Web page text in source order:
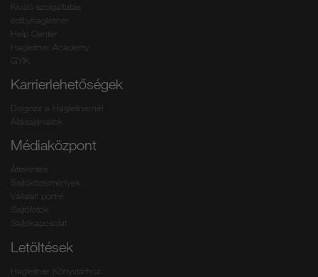
Kiváló szolgáltatás
edibyhagleitner
Help Center
Hagleitner Academy
GYIK
Karrierlehetőségek
Dolgozz a Hagleitnernél
Állásajánlatok
Médiaközpont
Áttekintés
Sajtóközlemények
Vállalati portré
Sajtófotók
Sajtókapcsolat
Letöltések
Hagleitner Könyvtárhoz